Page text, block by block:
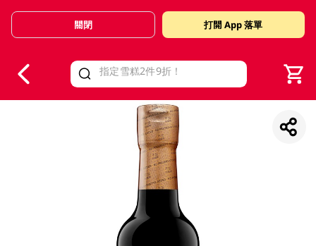
Valid Until 30 June 2026
關閉 打開 App 落單